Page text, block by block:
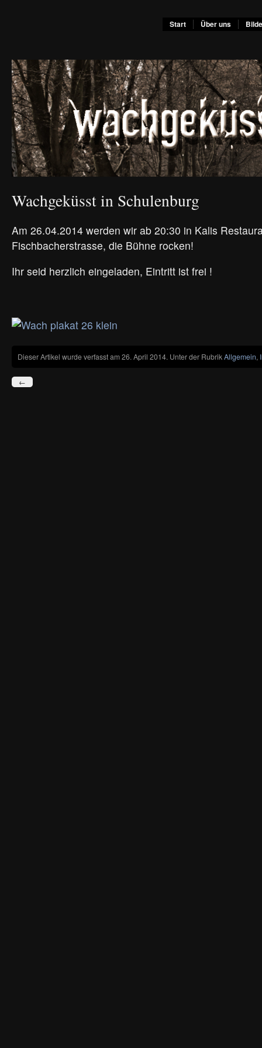
Start Über uns
Wachgeküsst in Schulenburg
Am 26.04.2014 werden wir ab 20:30 in Kalis
Fischbacherstrasse, die Bühne rocken!
Ihr seid herzlich eingeladen, Eintritt ist frei !
Dieser Artikel wurde verfasst am 26. April 2014. Unter der RubrikAllgemein,
←